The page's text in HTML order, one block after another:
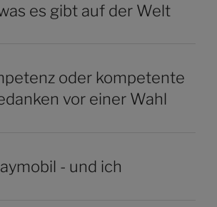
es gibt auf der Welt
oder kompetente
vor einer Wahl
- und ich